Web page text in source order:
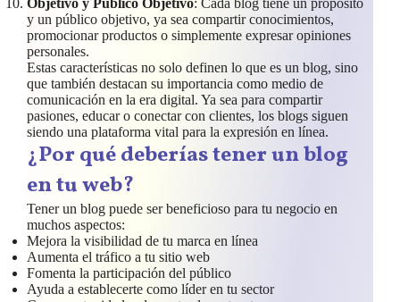
Objetivo y Público Objetivo: Cada blog tiene un propósito
y un público objetivo, ya sea compartir conocimientos,
promocionar productos o simplemente expresar opiniones
personales.
Estas características no solo definen lo que es un blog, sino
que también destacan su importancia como medio de
comunicación en la era digital. Ya sea para compartir
pasiones, educar o conectar con clientes, los blogs siguen
siendo una plataforma vital para la expresión en línea.
¿Por qué deberías tener un blog
en tu web?
Tener un blog puede ser beneficioso para tu negocio en
muchos aspectos:
Mejora la visibilidad de tu marca en línea
Aumenta el tráfico a tu sitio web
Fomenta la participación del público
Ayuda a establecerte como líder en tu sector